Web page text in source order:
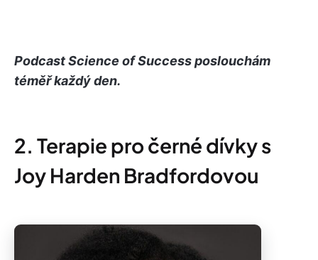
Podcast Science of Success poslouchám
téměř každý den.
2. Terapie pro černé dívky s
Joy Harden Bradfordovou